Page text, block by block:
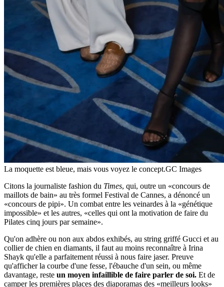
La moquette est bleue, mais vous voyez le concept.GC Images
Citons la journaliste fashion du Times, qui, outre un «concours de
maillots de bain» au très formel Festival de Cannes, a dénoncé un
«concours de pipi». Un combat entre les veinardes à la «génétique
impossible» et les autres, «celles qui ont la motivation de faire du
Pilates cinq jours par semaine».
Qu'on adhère ou non aux abdos exhibés, au string griffé Gucci et au
collier de chien en diamants, il faut au moins reconnaître à Irina
Shayk qu'elle a parfaitement réussi à nous faire jaser. Preuve
qu'afficher la courbe d'une fesse, l'ébauche d'un sein, ou même
davantage, reste un moyen infaillible de faire parler de soi. Et de
camper les premières places des diaporamas des «meilleurs looks»